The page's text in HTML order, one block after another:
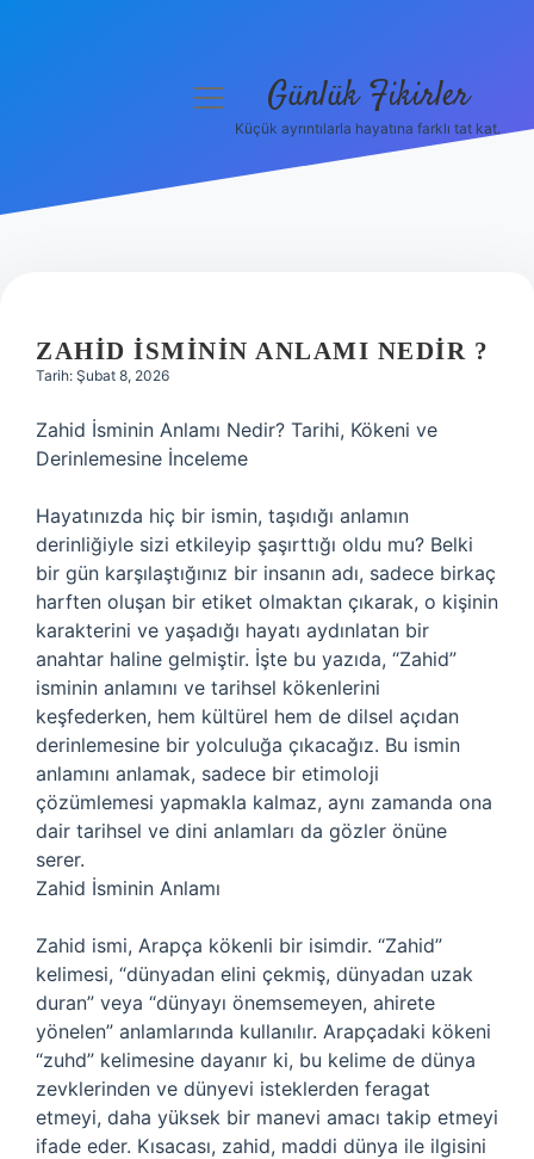
Hakkımızda
menüyü Günlük Fikirler
Küçük ayrıntılarla hayatına farklı tat kat.
ZAHID ISMININ ANLAMI NEDIR ?
Tarih: Şubat 8, 2026
Zahid İsminin Anlamı Nedir? Tarihi, Kökeni ve
Derinlemesine İnceleme
Hayatınızda hiç bir ismin, taşıdığı anlamın
derinliğiyle sizi etkileyip şaşırttığı oldu mu? Belki
bir gün karşılaştığınız bir insanın adı, sadece birkaç
harften oluşan bir etiket olmaktan çıkarak, o kişinin
karakterini ve yaşadığı hayatı aydınlatan bir
anahtar haline gelmiştir. İşte bu yazıda, “Zahid”
isminin anlamını ve tarihsel kökenlerini
keşfederken, hem kültürel hem de dilsel açıdan
derinlemesine bir yolculuğa çıkacağız. Bu ismin
anlamını anlamak, sadece bir etimoloji
çözümlemesi yapmakla kalmaz, aynı zamanda ona
dair tarihsel ve dini anlamları da gözler önüne
serer.
Zahid İsminin Anlamı
Zahid ismi, Arapça kökenli bir isimdir. “Zahid”
kelimesi, “dünyadan elini çekmiş, dünyadan uzak
duran” veya “dünyayı önemsemeyen, ahirete
yönelen” anlamlarında kullanılır. Arapçadaki kökeni
“zuhd” kelimesine dayanır ki, bu kelime de dünya
zevklerinden ve dünyevi isteklerden feragat
etmeyi, daha yüksek bir manevi amacı takip etmeyi
ifade eder. Kısacası, zahid, maddi dünya ile ilgisini